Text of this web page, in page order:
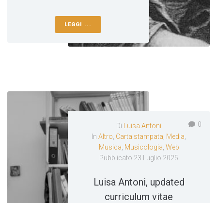
LEGGI ...
0
Di
Luisa Antoni
InAltro Carta stampata Media
Musica Musicologia Web
Pubblicato 23 Luglio 2025
Luisa Antoni, updated
curriculum vitae